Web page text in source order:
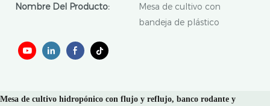
Nombre Del Producto:
Mesa de cultivo con
bandeja de plástico
Mesa de cultivo hidropónico con flujo y reflujo, banco rodante y